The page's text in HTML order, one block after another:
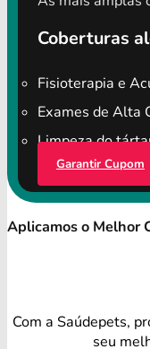
Coberturas
Fisioterapia e
Exames de Alta
Limpeza do
Garantir Cupom
Aplicamos o Melhor
Com a Saúdepets,
seu